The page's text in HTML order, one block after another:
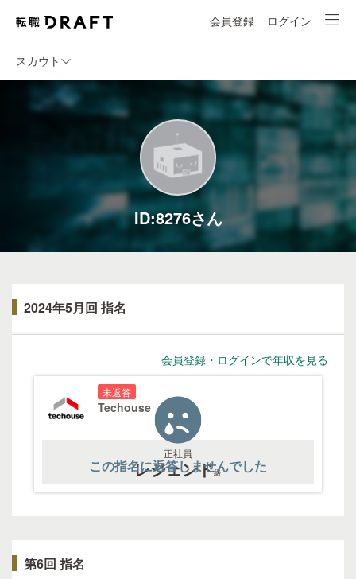
会員登録 ログイン
スカウト
ID:8276さん
2024年5月回 指名
会員登録・ログインで年収を見る
この指名に返答しませんでした
未返答
Techouse
正社員
レジェンド級
第6回 指名